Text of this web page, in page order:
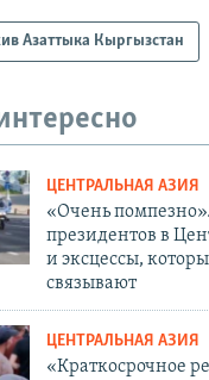
Азаттыка Кыргызстан
ЦЕНТРАЛЬНАЯ АЗИЯ
«Очень
президентов в
и эксцессы,
связывают
ЦЕНТРАЛЬНАЯ АЗИЯ
«Краткосрочное